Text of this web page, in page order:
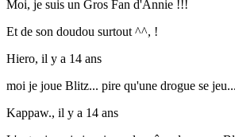
Moi, je suis un Gros Fan d'Annie !!!
Et de son doudou surtout ^^, !
Hiero, il y a 14 ans
moi je joue Blitz... pire qu'une drogue se
Kappaw., il y a 14 ans